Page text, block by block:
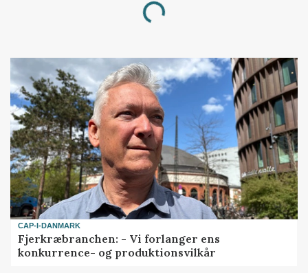
Loading...
CAP-I-DANMARK
Fjerkræbranchen: - Vi forlanger ens
konkurrence- og produktionsvilkår